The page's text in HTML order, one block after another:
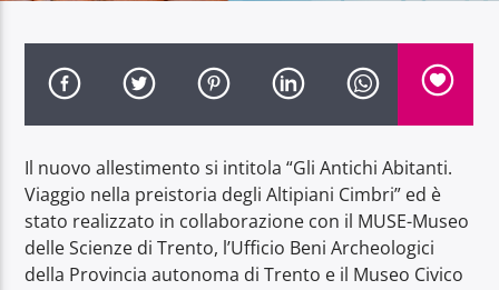
Radio Dolomiti
Il nuovo allestimento si intitola “Gli Antichi Abitanti.
Viaggio nella preistoria degli Altipiani Cimbri” ed è
stato realizzato in collaborazione con il MUSE-Museo
delle Scienze di Trento, l’Ufficio Beni Archeologici
della Provincia autonoma di Trento e il Museo Civico